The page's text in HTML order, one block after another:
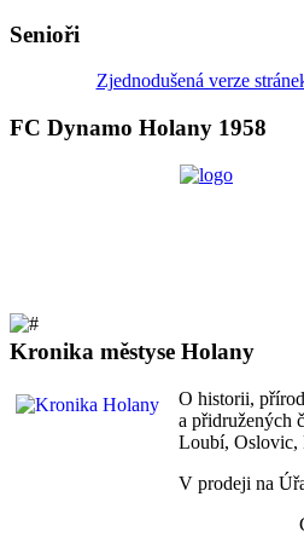
Senioři
Zjednodušená verze
FC Dynamo Holany 1958
Kronika městyse Holany
O historii,
a přidružených
Loubí, Oslovic,
V prodeji na